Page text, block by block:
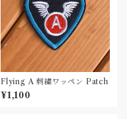
Flying A 刺繍ワッペン Patch
¥1,100